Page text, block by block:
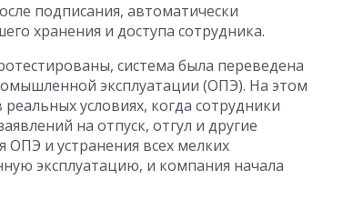
подписания, автоматически
хранения и доступа сотрудника.
система была переведена
эксплуатации (ОПЭ). На этом
условиях, когда сотрудники
на отпуск, отгул и другие
и устранения всех мелких
эксплуатацию, и компания начала